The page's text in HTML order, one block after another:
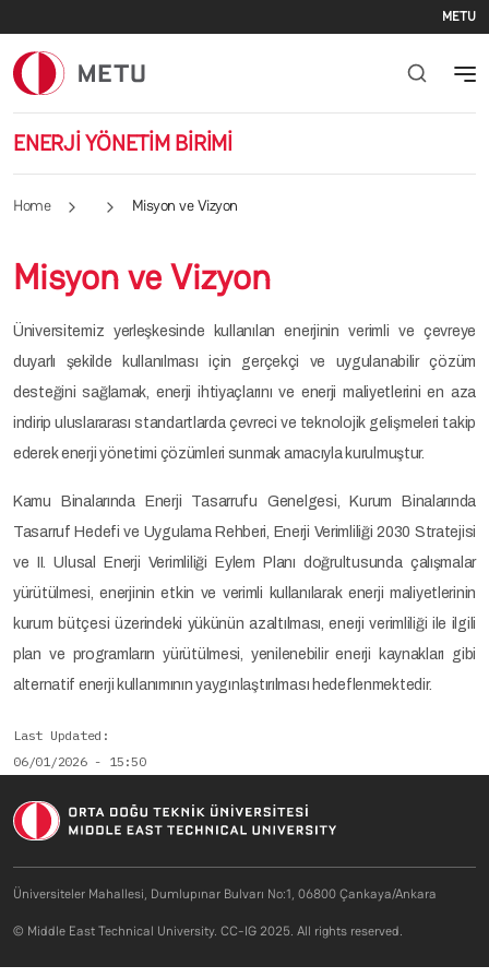
METU
ENERJİ YÖNETİM BİRİMİ
Home Misyon ve Vizyon
Misyon ve Vizyon
Üniversitemiz yerleşkesinde kullanılan enerjinin verimli ve çevreye
duyarlı şekilde kullanılması için gerçekçi ve uygulanabilir çözüm
desteğini sağlamak, enerji ihtiyaçlarını ve enerji maliyetlerini en aza
indirip uluslararası standartlarda çevreci ve teknolojik gelişmeleri takip
ederek enerji yönetimi çözümleri sunmak amacıyla kurulmuştur.
Kamu Binalarında Enerji Tasarrufu Genelgesi, Kurum Binalarında
Tasarruf Hedefi ve Uygulama Rehberi, Enerji Verimliliği 2030 Stratejisi
ve II. Ulusal Enerji Verimliliği Eylem Planı doğrultusunda çalışmalar
yürütülmesi, enerjinin etkin ve verimli kullanılarak enerji maliyetlerinin
kurum bütçesi üzerindeki yükünün azaltılması, enerji verimliliği ile ilgili
plan ve programların yürütülmesi, yenilenebilir enerji kaynakları gibi
alternatif enerji kullanımının yaygınlaştırılması hedeflenmektedir.
Last Updated
06/01/2026 - 15:50
Üniversiteler Mahallesi, Dumlupınar Bulvarı No:1, 06800 Çankaya/Ankara
© Middle East Technical University. CC-IG 2025. All rights reserved.